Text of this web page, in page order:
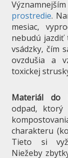
prostredie.
mesiac,
nebudú jazdiť
vsádzky, čím
ovzdušia a
toxickej
Materiál do
odpad,
charakteru
Tieto si
Niežeby